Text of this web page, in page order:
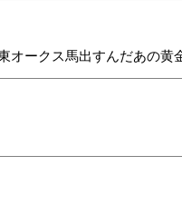
オークス馬出すんだあの黄